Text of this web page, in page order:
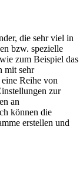
die sehr viel in
bzw. spezielle
zum Beispiel das
mit sehr
Reihe von
zur
an
können die
erstellen und